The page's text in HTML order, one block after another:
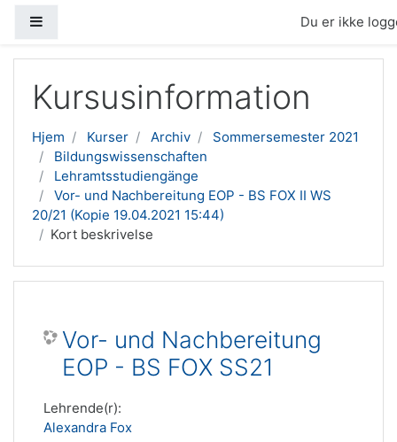
Du er ikke
Kursusinformation
Hjem Kurser Archiv
Sommersemester 2021
Bildungswissenschaften
Lehramtsstudiengänge
Vor- und Nachbereitung EOP - BS FOX II WS
20/21 (Kopie 19.04.2021 15:44)
Kort beskrivelse
Vor- und Nachbereitung
EOP - BS FOX SS21
Lehrende(r):
Alexandra Fox